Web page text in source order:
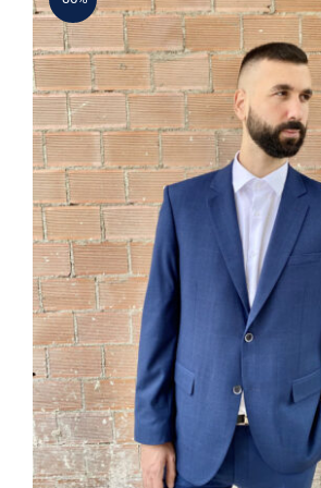
ΣΑΚΑΚΙ JEAN PIER